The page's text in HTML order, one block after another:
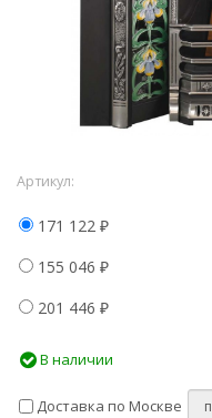
Артикул:
171 122 ₽
155 046 ₽
201 446 ₽
В наличии
Доставка по Москве